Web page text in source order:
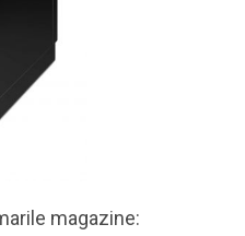
magazine: